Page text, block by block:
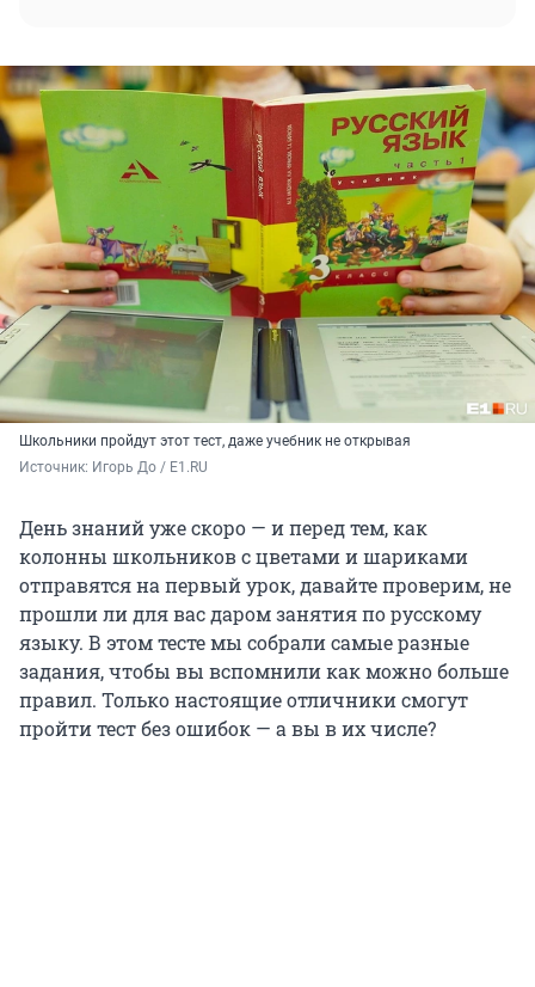
Школьники пройдут этот тест, даже учебник не открывая
Источник: Игорь До / E1.RU
День знаний уже скоро — и перед тем, как
колонны школьников с цветами и шариками
отправятся на первый урок, давайте проверим, не
прошли ли для вас даром занятия по русскому
языку. В этом тесте мы собрали самые разные
задания, чтобы вы вспомнили как можно больше
правил. Только настоящие отличники смогут
пройти тест без ошибок — а вы в их числе?